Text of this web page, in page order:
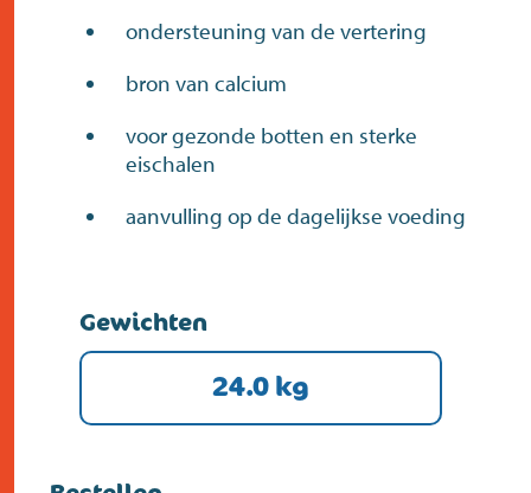
ondersteuning van de vertering
bron van calcium
voor gezonde botten en sterke
eischalen
aanvulling op de dagelijkse voeding
Gewichten
24.0 kg